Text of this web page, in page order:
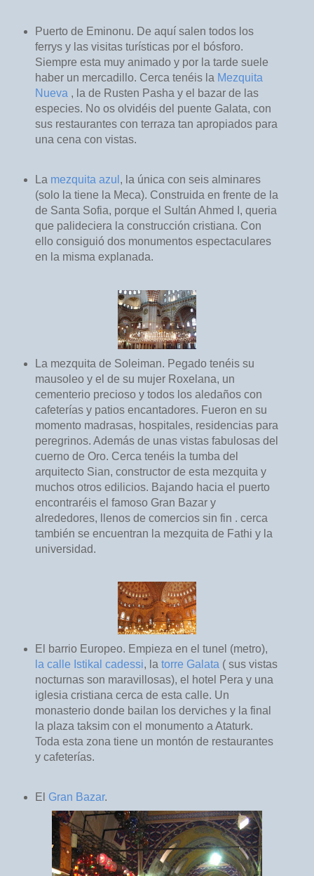
Puerto de Eminonu. De aquí salen todos los
ferrys y las visitas turísticas por el bósforo.
Siempre esta muy animado y por la tarde suele
haber un mercadillo. Cerca tenéis la Mezquita
Nueva , la de Rusten Pasha y el bazar de las
especies. No os olvidéis del puente Galata, con
sus restaurantes con terraza tan apropiados para
una cena con vistas.
La mezquita azul , la única con seis alminares
(solo la tiene la Meca). Construida en frente de la
de Santa Sofia, porque el Sultán Ahmed I, queria
que palideciera la construcción cristiana. Con
ello consiguió dos monumentos espectaculares
en la misma explanada.
La mezquita de Soleiman. Pegado tenéis su
mausoleo y el de su mujer Roxelana, un
cementerio precioso y todos los aledaños con
cafeterías y patios encantadores. Fueron en su
momento madrasas, hospitales, residencias para
peregrinos. Además de unas vistas fabulosas del
cuerno de Oro. Cerca tenéis la tumba del
arquitecto Sian, constructor de esta mezquita y
muchos otros edilicios. Bajando hacia el puerto
encontraréis el famoso Gran Bazar y
alrededores, llenos de comercios sin fin . cerca
también se encuentran la mezquita de Fathi y la
universidad.
El barrio Europeo. Empieza en el tunel (metro),
la calle Istikal cadessi, la torre Galata ( sus vistas
nocturnas son maravillosas), el hotel Pera y una
iglesia cristiana cerca de esta calle. Un
monasterio donde bailan los derviches y la final
la plaza taksim con el monumento a Ataturk.
Toda esta zona tiene un montón de restaurantes
y cafeterías.
El Gran Bazar.